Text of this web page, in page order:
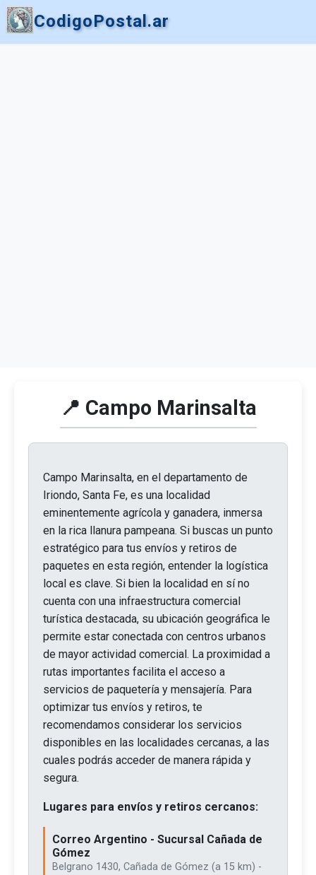
CodigoPostal.ar
📍 Campo Marinsalta
Campo Marinsalta, en el departamento de
Iriondo, Santa Fe, es una localidad
eminentemente agrícola y ganadera, inmersa
en la rica llanura pampeana. Si buscas un punto
estratégico para tus envíos y retiros de
paquetes en esta región, entender la logística
local es clave. Si bien la localidad en sí no
cuenta con una infraestructura comercial
turística destacada, su ubicación geográfica le
permite estar conectada con centros urbanos
de mayor actividad comercial. La proximidad a
rutas importantes facilita el acceso a
servicios de paquetería y mensajería. Para
optimizar tus envíos y retiros, te
recomendamos considerar los servicios
disponibles en las localidades cercanas, a las
cuales podrás acceder de manera rápida y
segura.
Lugares para envíos y retiros cercanos:
Correo Argentino - Sucursal Cañada de
Gómez
Belgrano 1430, Cañada de Gómez (a 15 km) -